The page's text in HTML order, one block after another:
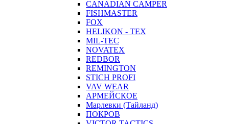
CANADIAN CAMPER
FISHMASTER
FOX
HELIKON - TEX
MIL-TEC
NOVATEX
REDBOR
REMINGTON
STICH PROFI
VAV WEAR
АРМЕЙСКОЕ
Марлевки (Тайланд)
ПОКРОВ